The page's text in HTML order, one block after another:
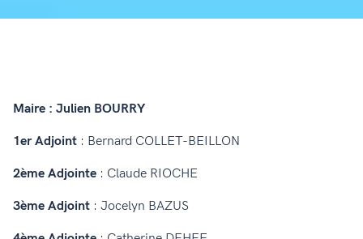
Maire : Julien BOURRY
1er Adjoint : Bernard COLLET-BEILLON
2ème Adjointe : Claude RIOCHE
3ème Adjoint : Jocelyn BAZUS